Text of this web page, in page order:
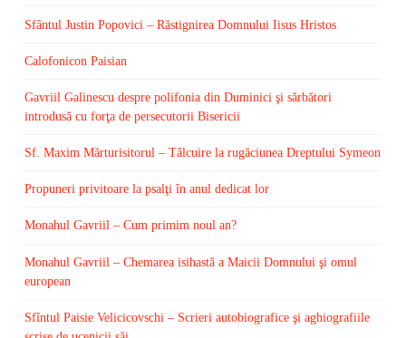
Sfântul Justin Popovici – Răstignirea Domnului Iisus Hristos
Calofonicon Paisian
Gavriil Galinescu despre polifonia din Duminici şi sărbători
introdusă cu forţa de persecutorii Bisericii
Sf. Maxim Mărturisitorul – Tâlcuire la rugăciunea Dreptului Symeon
Propuneri privitoare la psalţi în anul dedicat lor
Monahul Gavriil – Cum primim noul an?
Monahul Gavriil – Chemarea isihastă a Maicii Domnului şi omul
european
Sfîntul Paisie Velicicovschi – Scrieri autobiografice şi aghiografiile